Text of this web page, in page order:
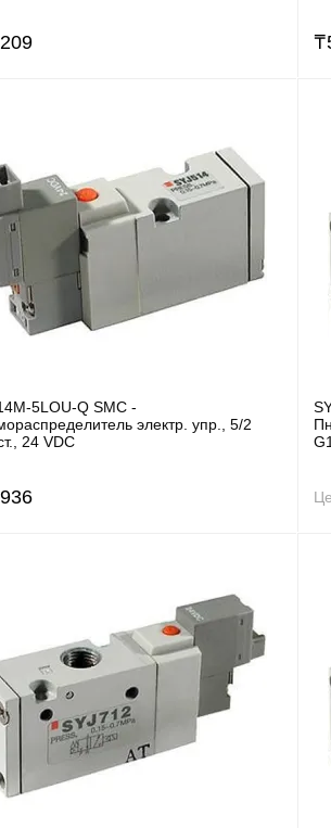
₸
5LOU-Q SMC -
электр. упр., 5/2
24 VDC